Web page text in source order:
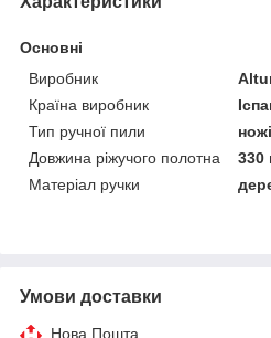
Основні
Виробник
Країна виробник
Тип ручної пили
Довжина ріжучого полотна
330
Матеріал ручки
Умови доставки
Нова Пошта